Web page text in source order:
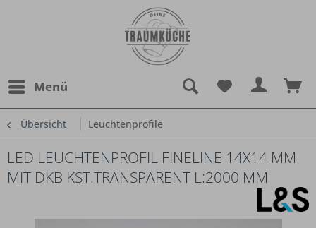
Menü
Übersicht Leuchtenprofile
LED LEUCHTENPROFIL FINELINE 14X14 MM
MIT DKB KST.TRANSPARENT L:2000 MM